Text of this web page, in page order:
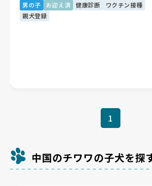
男の子
お迎え済 健康診断
ワクチン接種
親犬登録
1
中国のチワワの子犬を探